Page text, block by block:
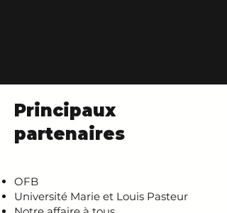
Principaux
partenaires
OFB
Université Marie et Louis Pasteur